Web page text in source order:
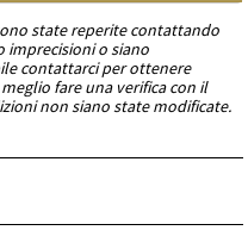
state reperite contattando
imprecisioni o siano
contattarci per ottenere
fare una verifica con il
non siano state modificate.